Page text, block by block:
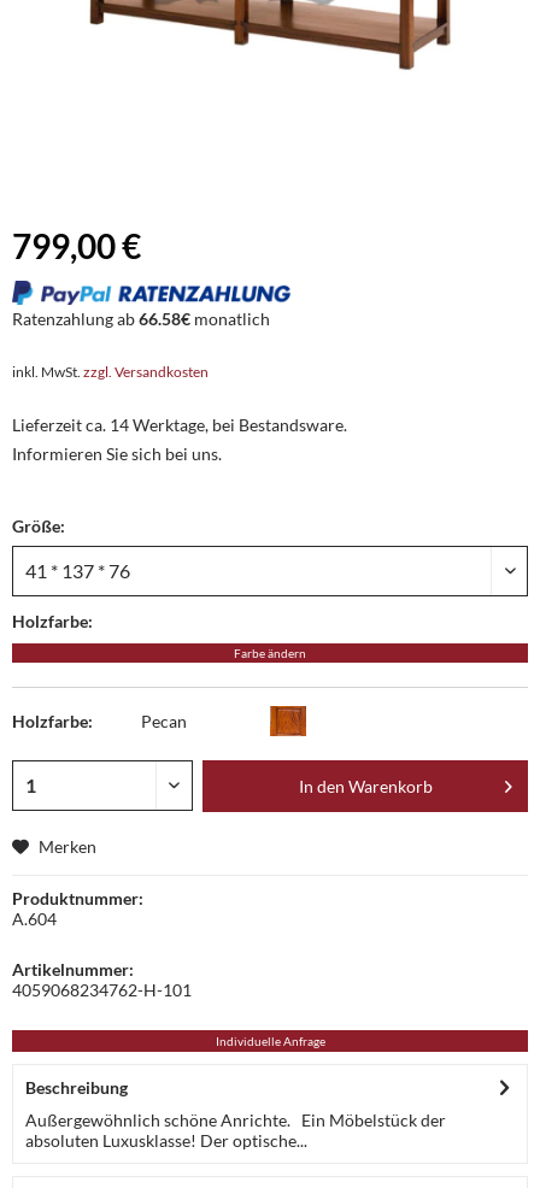
799,00 €
Ratenzahlung ab66.58€ monatlich
inkl. MwSt. zzgl. Versandkosten
Lieferzeit ca. 14 Werktage, bei Bestandsware.
Informieren Sie sich bei uns.
Größe:
Holzfarbe:
Farbe ändern
Holzfarbe: Pecan
In den Warenkorb
Merken
Produktnummer:
A.604
Artikelnummer:
4059068234762-H-101
Individuelle Anfrage
Beschreibung
Außergewöhnlich schöne Anrichte. Ein Möbelstück der
absoluten Luxusklasse! Der optische...